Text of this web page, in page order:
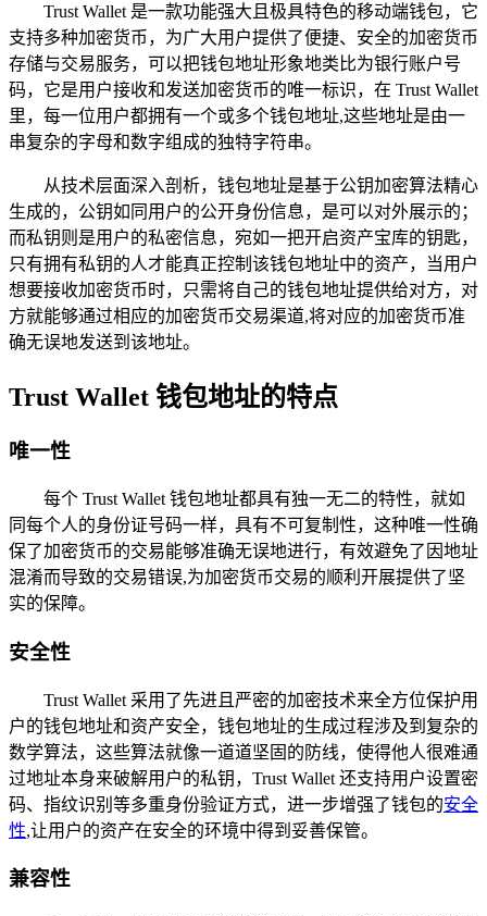
Trust Wallet 是一款功能强大且极具特色的移动端钱包，它
支持多种加密货币，为广大用户提供了便捷、安全的加密货币
存储与交易服务，可以把钱包地址形象地类比为银行账户号
码，它是用户接收和发送加密货币的唯一标识，在 Trust Wallet
里，每一位用户都拥有一个或多个钱包地址,这些地址是由一
串复杂的字母和数字组成的独特字符串。
从技术层面深入剖析，钱包地址是基于公钥加密算法精心
生成的，公钥如同用户的公开身份信息，是可以对外展示的；
而私钥则是用户的私密信息，宛如一把开启资产宝库的钥匙，
只有拥有私钥的人才能真正控制该钱包地址中的资产，当用户
想要接收加密货币时，只需将自己的钱包地址提供给对方，对
方就能够通过相应的加密货币交易渠道,将对应的加密货币准
确无误地发送到该地址。
Trust Wallet 钱包地址的特点
唯一性
每个 Trust Wallet 钱包地址都具有独一无二的特性，就如
同每个人的身份证号码一样，具有不可复制性，这种唯一性确
保了加密货币的交易能够准确无误地进行，有效避免了因地址
混淆而导致的交易错误,为加密货币交易的顺利开展提供了坚
实的保障。
安全性
Trust Wallet 采用了先进且严密的加密技术来全方位保护用
户的钱包地址和资产安全，钱包地址的生成过程涉及到复杂的
数学算法，这些算法就像一道道坚固的防线，使得他人很难通
过地址本身来破解用户的私钥，Trust Wallet 还支持用户设置密
码、指纹识别等多重身份验证方式，进一步增强了钱包的安全
性,让用户的资产在安全的环境中得到妥善保管。
兼容性